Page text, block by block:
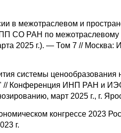
в межотраслевом и
РАН по межотраслевому и
2025 г.). — Том 7 // Москва:
системы ценообразования
// Конференция ИНП РАН и
март 2025 г., г.
конгрессе 2023
г.